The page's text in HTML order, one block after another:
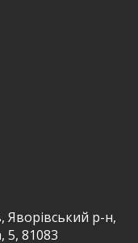
Яворівський р-н,
5, 81083